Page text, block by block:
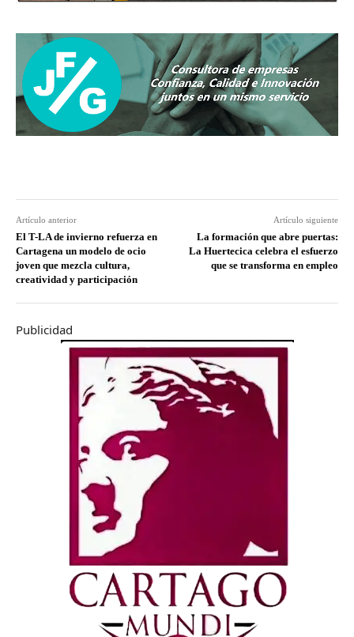
Artículo anterior
El T-LA de invierno refuerza en
Cartagena un modelo de ocio
joven que mezcla cultura,
creatividad y participación
Artículo siguiente
La formación que abre puertas:
La Huertecica celebra el esfuerzo
que se transforma en empleo
Publicidad